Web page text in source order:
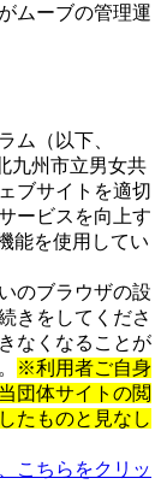
ムーブの管理運
ム（以下、
九州市立男女共
ブサイトを適切
ービスを向上す
能を使用してい
のブラウザの設
きをしてくださ
なくなることが
※利用者ご自身
団体サイトの閲
たものと見なし
こちらをクリッ